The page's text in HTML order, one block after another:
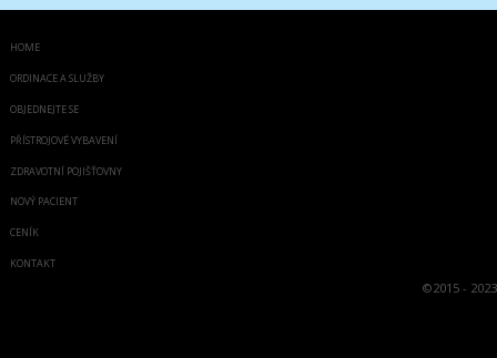
HOME
ORDINACE A SLUŽBY
OBJEDNEJTE SE
PŘÍSTROJOVÉ VYBAVENÍ
ZDRAVOTNÍ POJIŠŤOVNY
NOVÝ PACIENT
CENÍK
KONTAKT
©2015 - 2023